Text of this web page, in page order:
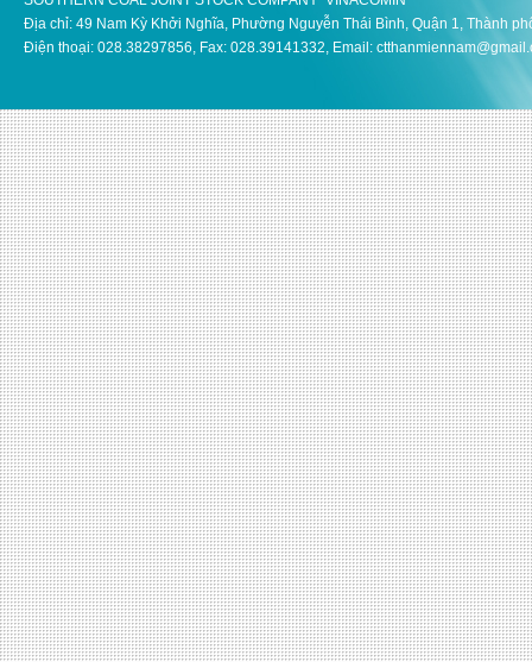
Địa chỉ: 49 Nam Kỳ Khởi Nghĩa, Phường Nguyễn Thái Bình, Quận 1, Thành
Điện thoại: 028.38297856, Fax: 028.39141332, Email: